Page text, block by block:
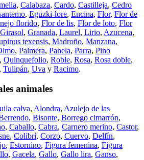
, Calabaza, Cardo, Castilleja, Cedro
, Eguzki-lore, Encina, Flor, Flor de
florido, Flor de lis, Flor de loto, Flor
Girasol, Granada, Laurel, Lirio, Azucena,
texensis, Madroño, Manzana,
, Palmera, Panela, Parra, Pino
, Quinquefolio, Roble, Rosa, Rosa doble,
, Tulipán, Uva y Racimo.
animales
calva, Alondra, Azulejo de las
, Bisonte, Borrego cimarrón,
, Caballo, Cabra, Carnero merino, Castor,
, Colibrí, Corzo, Cuervo, Delfín,
, Estornino, Figura femenina, Figura
, Gacela, Gallo, Gallo lira, Ganso,